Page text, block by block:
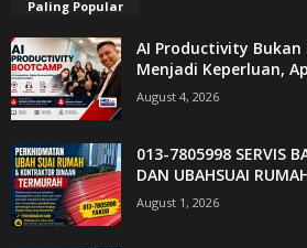
Paling Popular
AI Productivity Bukan
Menjadi Keperluan,
August 4, 2026
013-7805998 SERVIS
DAN UBAHSUAI
August 1, 2026